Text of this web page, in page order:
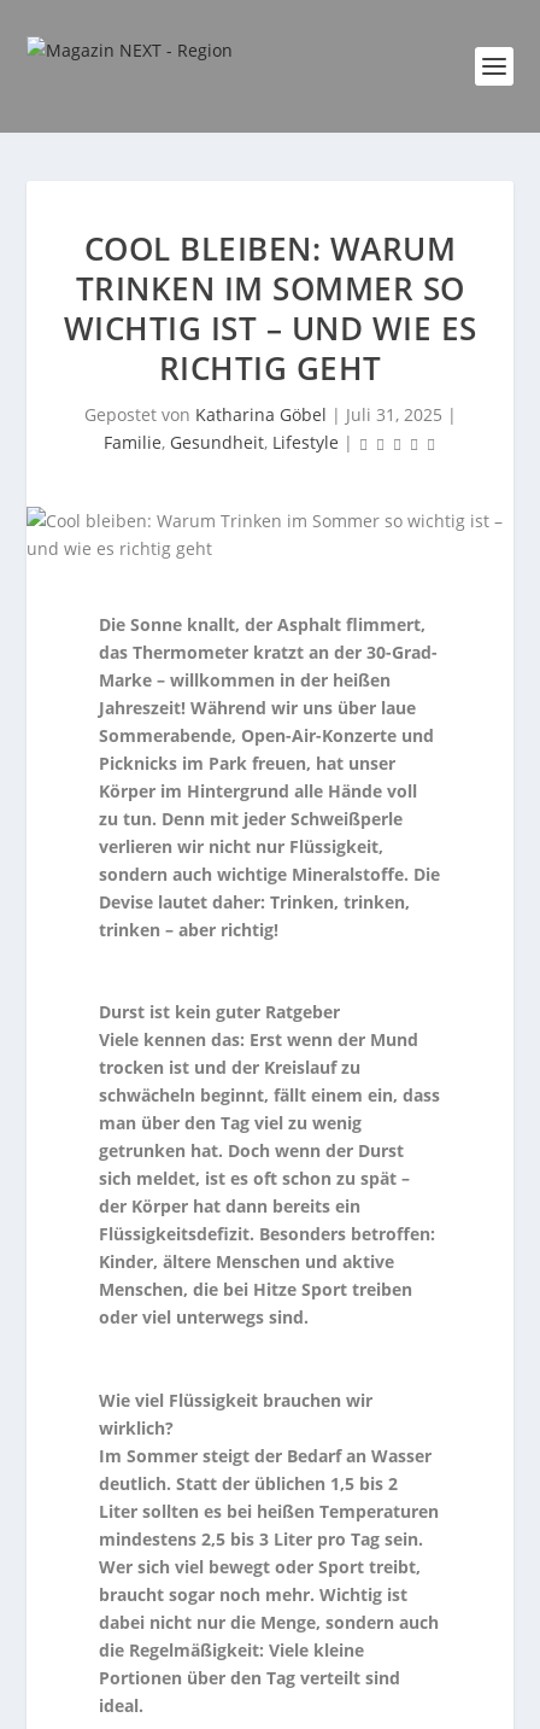
COOL BLEIBEN: WARUM
TRINKEN IM SOMMER SO
WICHTIG IST – UND WIE ES
RICHTIG GEHT
Gepostet von Katharina Göbel | Juli 31, 2025 |
Familie, Gesundheit, Lifestyle |
Die Sonne knallt, der Asphalt flimmert,
das Thermometer kratzt an der 30-Grad-
Marke – willkommen in der heißen
Jahreszeit! Während wir uns über laue
Sommerabende, Open-Air-Konzerte und
Picknicks im Park freuen, hat unser
Körper im Hintergrund alle Hände voll
zu tun. Denn mit jeder Schweißperle
verlieren wir nicht nur Flüssigkeit,
sondern auch wichtige Mineralstoffe. Die
Devise lautet daher: Trinken, trinken,
trinken – aber richtig!
Durst ist kein guter Ratgeber
Viele kennen das: Erst wenn der Mund
trocken ist und der Kreislauf zu
schwächeln beginnt, fällt einem ein, dass
man über den Tag viel zu wenig
getrunken hat. Doch wenn der Durst
sich meldet, ist es oft schon zu spät –
der Körper hat dann bereits ein
Flüssigkeitsdefizit. Besonders betroffen:
Kinder, ältere Menschen und aktive
Menschen, die bei Hitze Sport treiben
oder viel unterwegs sind.
Wie viel Flüssigkeit brauchen wir
wirklich?
Im Sommer steigt der Bedarf an Wasser
deutlich. Statt der üblichen 1,5 bis 2
Liter sollten es bei heißen Temperaturen
mindestens 2,5 bis 3 Liter pro Tag sein.
Wer sich viel bewegt oder Sport treibt,
braucht sogar noch mehr. Wichtig ist
dabei nicht nur die Menge, sondern auch
die Regelmäßigkeit: Viele kleine
Portionen über den Tag verteilt sind
ideal.